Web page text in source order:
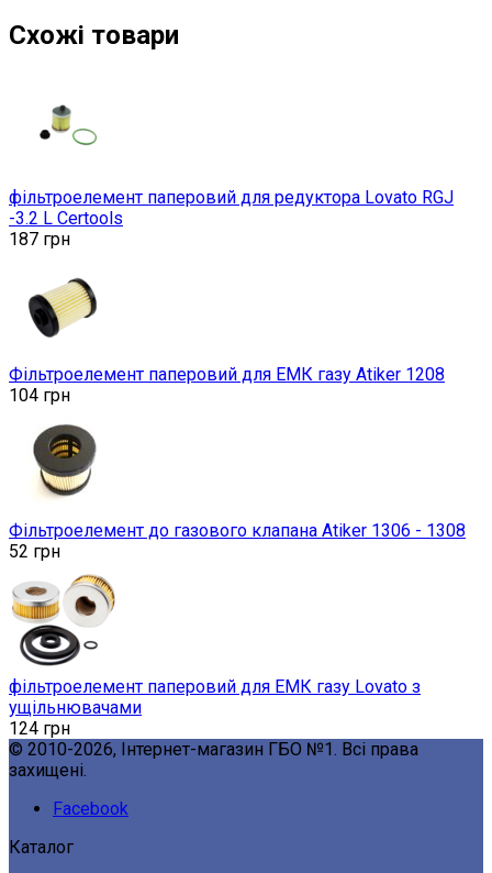
Схожі товари
фільтроелемент паперовий для редуктора Lovato RGJ
-3.2 L Certools
187 грн
Фільтроелемент паперовий для ЕМК газу Atiker 1208
104 грн
Фільтроелемент до газового клапана Atiker 1306 - 1308
52 грн
фільтроелемент паперовий для ЕМК газу Lovato з
ущільнювачами
124 грн
© 2010-2026, Інтернет-магазин ГБО №1. Всі права
захищені.
Facebook
Каталог